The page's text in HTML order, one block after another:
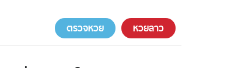
ความรู้รอบตัว
ฮาวทู
ตรวจหวย หวยลาว